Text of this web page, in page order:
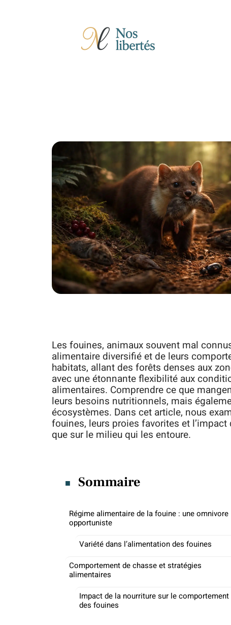
Les fouines, animaux souvent mal
alimentaire diversifié et de leurs
habitats, allant des forêts denses aux
avec une étonnante flexibilité aux
alimentaires. Comprendre ce que
leurs besoins nutritionnels, mais
écosystèmes. Dans cet article, nous
fouines, leurs proies favorites et
que sur le milieu qui les entoure.
Sommaire
Régime alimentaire de la fouine : une omnivore
opportuniste
Variété dans l’alimentation des fouines
Comportement de chasse et stratégies
alimentaires
Impact de la nourriture sur le comportement
des fouines